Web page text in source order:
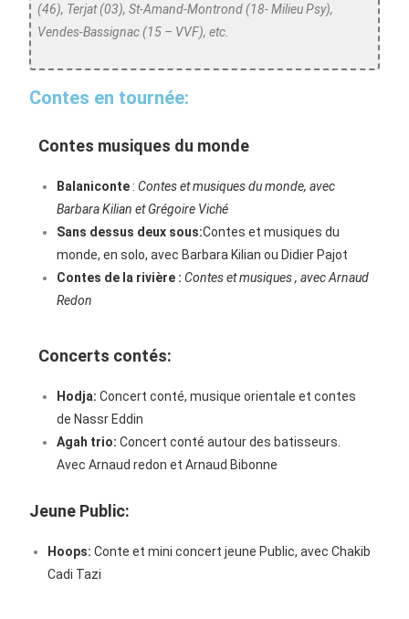
(46), Terjat (03), St-Amand-Montrond (18- Milieu Psy),
Vendes-Bassignac (15 – VVF), etc.
Contes en tournée:
Contes musiques du monde
Balaniconte :Contes et musiques du monde, avec
Barbara Kilian et Grégoire Viché
Sans dessus deux sous:Contes et musiques du
monde, en solo, avec Barbara Kilian ou Didier Pajot
Contes de la rivière : Contes et musiques , avec Arnaud
Redon
Concerts contés:
Hodja: Concert conté, musique orientale et contes
de Nassr Eddin
Agah trio: Concert conté autour des batisseurs.
Avec Arnaud redon et Arnaud Bibonne
Jeune Public:
Hoops: Conte et mini concert jeune Public, avec Chakib
Cadi Tazi